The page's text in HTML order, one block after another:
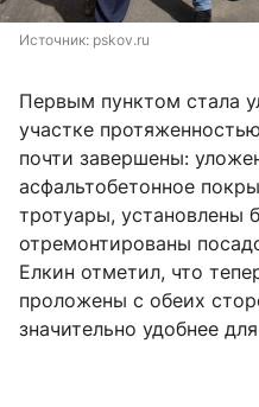
Источник: pskov.ru
Первым пунктом стала
участке
почти завершены:
асфальтобетонное
тротуары, установлены
отремонтированы
Елкин отметил, что
проложены с обеих
значительно удобнее